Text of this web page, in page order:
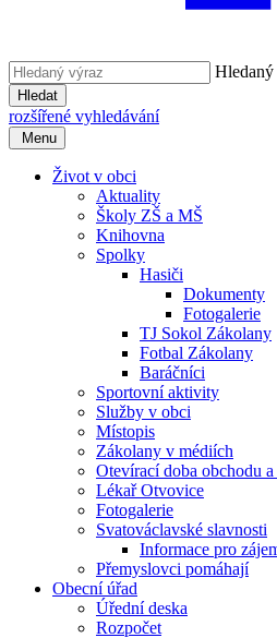
Hledat
rozšířené vyhledávání
Menu
Život v obci
Aktuality
Školy ZŠ a MŠ
Knihovna
Spolky
Hasiči
Dokumenty
Fotogalerie
TJ Sokol Zákolany
Fotbal Zákolany
Baráčníci
Sportovní aktivity
Služby v obci
Místopis
Zákolany v médiích
Otevírací doba obchodu
Lékař Otvovice
Fotogalerie
Svatováclavské slavnosti
Informace pro
Přemyslovci pomáhají
Obecní úřad
Úřední deska
Rozpočet